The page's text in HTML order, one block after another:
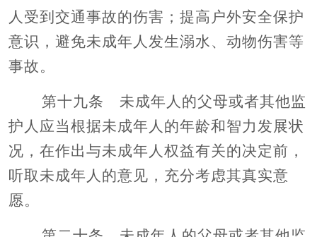
人受到交通事故的伤害；提高户外安全保护
意识，避免未成年人发生溺水、动物伤害等
事故。
第十九条 未成年人的父母或者其他监
护人应当根据未成年人的年龄和智力发展状
况，在作出与未成年人权益有关的决定前，
听取未成年人的意见，充分考虑其真实意
愿。